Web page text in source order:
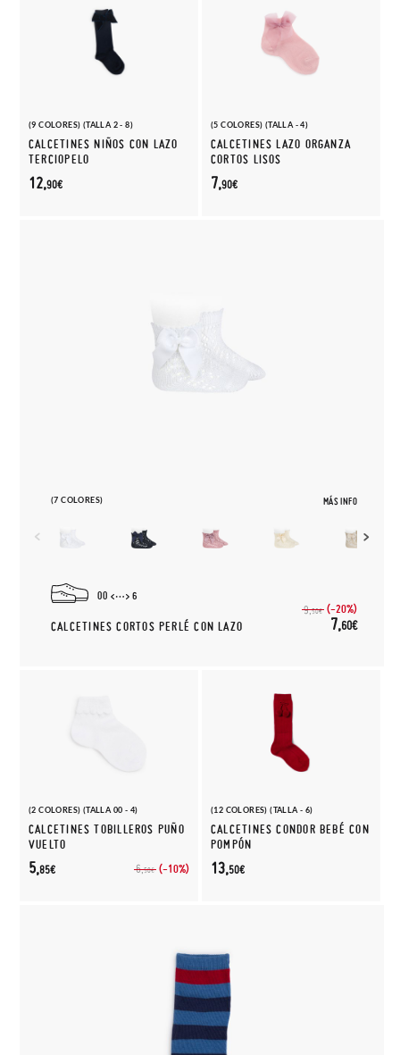
(9 COLORES) (TALLA 2 - 8)
CALCETINES NIÑOS CON LAZO
TERCIOPELO
12,90€
(5 COLORES) (TALLA - 4)
CALCETINES LAZO ORGANZA
CORTOS LISOS
7,90€
(7 COLORES) MÁS INFO
00 6
CALCETINES CORTOS PERLÉ CON LAZO
9,50€ (-20%)
7,60€
(2 COLORES) (TALLA 00 - 4)
CALCETINES TOBILLEROS PUÑO
VUELTO
6,50€ (-10%)
5,85€
(12 COLORES) (TALLA - 6)
CALCETINES CONDOR BEBÉ CON
POMPÓN
13,50€